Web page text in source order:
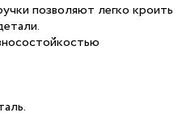
позволяют легко кроить